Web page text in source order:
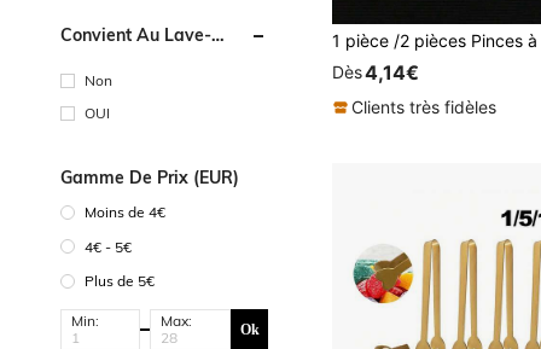
Convient Au Lave-
Non
OUI
Gamme De Prix (EUR)
Moins de 4€
4€ - 5€
Plus de 5€
Min: Max: Ok
Dès4,14€
Clients très fidèles